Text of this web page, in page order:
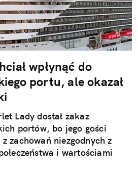
wpłynąć do
portu, ale okazał
Lady dostał zakaz
portów, bo jego gości
zachowań niezgodnych z
i wartościami